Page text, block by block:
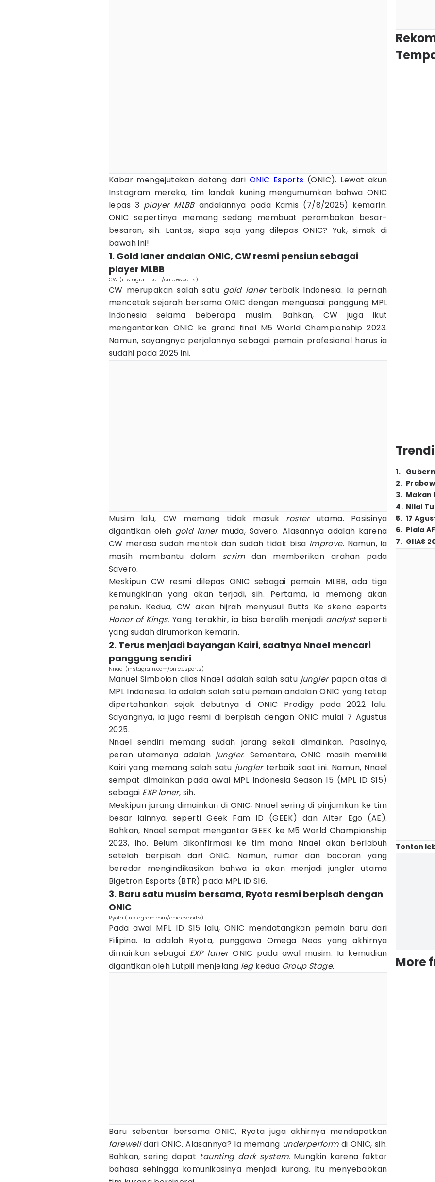
Kabar mengejutakan datang dari ONIC Esports (ONIC). Lewat akun
Instagram mereka, tim landak kuning mengumumkan bahwa ONIC
lepas 3 player MLBB andalannya pada Kamis (7/8/2025) kemarin.
ONIC sepertinya memang sedang membuat perombakan besar-
besaran, sih. Lantas, siapa saja yang dilepas ONIC? Yuk, simak di
bawah ini!
1. Gold laner andalan ONIC, CW resmi pensiun sebagai
player MLBB
CW (instagram.com/onic.esports)
CW merupakan salah satu gold lanerterbaik Indonesia. Ia pernah
mencetak sejarah bersama ONIC dengan menguasai panggung MPL
Indonesia selama beberapa musim. Bahkan, CW juga ikut
mengantarkan ONIC ke grand final M5 World Championship 2023.
Namun, sayangnya perjalannya sebagai pemain profesional harus ia
sudahi pada 2025 ini.
Musim lalu, CW memang tidak masuk rosterutama. Posisinya
digantikan oleh gold lanermuda, Savero. Alasannya adalah karena
CW merasa sudah mentok dan sudah tidak bisa improve. Namun, ia
masih membantu dalam scrimdan memberikan arahan pada
Savero.
Meskipun CW resmi dilepas ONIC sebagai pemain MLBB, ada tiga
kemungkinan yang akan terjadi, sih. Pertama, ia memang akan
pensiun. Kedua, CW akan hijrah menyusul Butts Ke skena esports
Honor of Kings. Yang terakhir, ia bisa beralih menjadi analystseperti
yang sudah dirumorkan kemarin.
2. Terus menjadi bayangan Kairi, saatnya Nnael mencari
panggung sendiri
Nnael (instagram.com/onic.esports)
Manuel Simbolon alias Nnael adalah salah satu junglerpapan atas di
MPL Indonesia. Ia adalah salah satu pemain andalan ONIC yang tetap
dipertahankan sejak debutnya di ONIC Prodigy pada 2022 lalu.
Sayangnya, ia juga resmi di berpisah dengan ONIC mulai 7 Agustus
2025.
Nnael sendiri memang sudah jarang sekali dimainkan. Pasalnya,
peran utamanya adalah jungler. Sementara, ONIC masih memiliki
Kairi yang memang salah satu jungler terbaik saat ini. Namun, Nnael
sempat dimainkan pada awal MPL Indonesia Season 15 (MPL ID S15)
sebagai EXP laner, sih.
Meskipun jarang dimainkan di ONIC, Nnael sering di pinjamkan ke tim
besar lainnya, seperti Geek Fam ID (GEEK) dan Alter Ego (AE).
Bahkan, Nnael sempat mengantar GEEK ke M5 World Championship
2023, lho. Belum dikonfirmasi ke tim mana Nnael akan berlabuh
setelah berpisah dari ONIC. Namun, rumor dan bocoran yang
beredar mengindikasikan bahwa ia akan menjadi jungler utama
Bigetron Esports (BTR) pada MPL ID S16.
3. Baru satu musim bersama, Ryota resmi berpisah dengan
ONIC
Ryota (instagram.com/onic.esports)
Pada awal MPL ID S15 lalu, ONIC mendatangkan pemain baru dari
Filipina. Ia adalah Ryota, punggawa Omega Neos yang akhirnya
dimainkan sebagai EXP lanerONIC pada awal musim. Ia kemudian
digantikan oleh Lutpiii menjelang legkedua Group Stage.
Baru sebentar bersama ONIC, Ryota juga akhirnya mendapatkan
farewelldari ONIC. Alasannya? Ia memang underperformdi ONIC, sih.
Bahkan, sering dapat taunting dark system. Mungkin karena faktor
bahasa sehingga komunikasinya menjadi kurang. Itu menyebabkan
1.
2.
3. Makan
4. Nilai
5. 17
6. Piala
7. GIIAS
Tonton
More